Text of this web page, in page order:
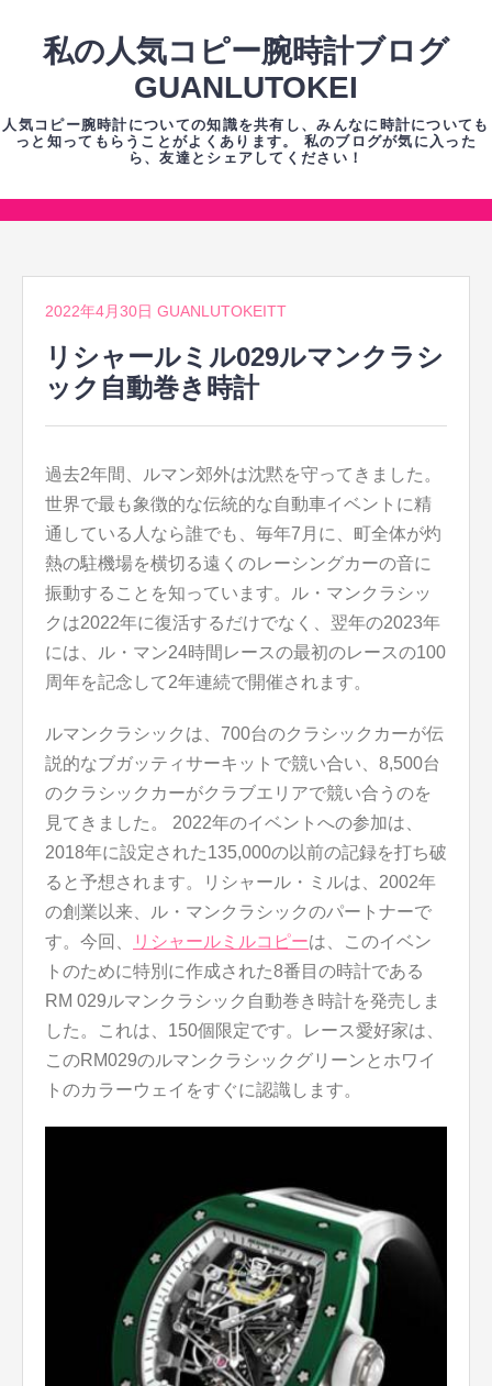
ツ
キ
私の人気コピー腕時計ブログ
GUANLUTOKEI
人気コピー腕時計についての知識を共有し、みんなに時計についても
っと知ってもらうことがよくあります。 私のブログが気に入った
ら、友達とシェアしてください！
コ
テ
2022年4月30日 GUANLUTOKEITT
リシャールミル029ルマンクラシ
ック自動巻き時計
過去2年間、ルマン郊外は沈黙を守ってきました。
世界で最も象徴的な伝統的な自動車イベントに精
通している人なら誰でも、毎年7月に、町全体が灼
熱の駐機場を横切る遠くのレーシングカーの音に
振動することを知っています。ル・マンクラシッ
クは2022年に復活するだけでなく、翌年の2023年
には、ル・マン24時間レースの最初のレースの100
周年を記念して2年連続で開催されます。
ルマンクラシックは、700台のクラシックカーが伝
説的なブガッティサーキットで競い合い、8,500台
のクラシックカーがクラブエリアで競い合うのを
見てきました。 2022年のイベントへの参加は、
2018年に設定された135,000の以前の記録を打ち破
ると予想されます。リシャール・ミルは、2002年
の創業以来、ル・マンクラシックのパートナーで
す。今回、
リシャールミルコピーは、このイベン
トのために特別に作成された8番目の時計である
RM 029ルマンクラシック自動巻き時計を発売しま
した。これは、150個限定です。レース愛好家は、
このRM029のルマンクラシックグリーンとホワイ
トのカラーウェイをすぐに認識します。